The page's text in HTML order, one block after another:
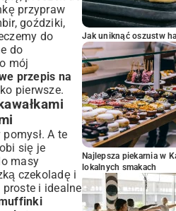
przypraw
goździki,
do
do
mój
przepis na
pierwsze.
A te
się je
masy
czekoladę i
proste i idealne
Jak uniknąć oszustw
Najlepsza piekarnia w
lokalnych smakach